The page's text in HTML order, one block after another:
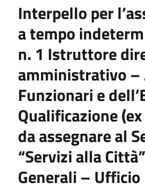
Interpello per
a tempo
n. 1 Istruttore
amministrativo –
Funzionari e
Qualificazione
da assegnare al
“Servizi alla
Generali – Ufficio